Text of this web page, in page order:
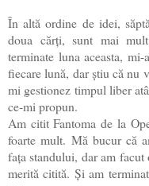
În altă ordine de idei,
doua cărți, sunt mai
terminate luna aceasta,
fiecare lună, dar știu că nu
mi gestionez timpul liber
ce-mi propun.
Am citit Fantoma de la
foarte mult. Mă bucur că
fața standului, dar am facut
merită citită. Și am